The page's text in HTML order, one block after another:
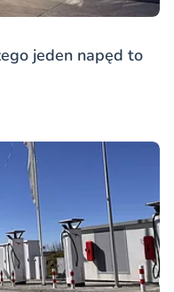
jeden napęd to